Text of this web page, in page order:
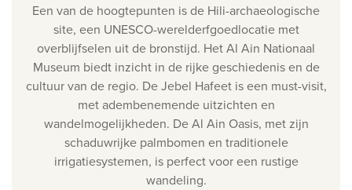
Een van de hoogtepunten is de Hili-archaeologische
site, een UNESCO-werelderfgoedlocatie met
overblijfselen uit de bronstijd. Het Al Ain Nationaal
Museum biedt inzicht in de rijke geschiedenis en de
cultuur van de regio. De Jebel Hafeet is een must-visit,
met adembenemende uitzichten en
wandelmogelijkheden. De Al Ain Oasis, met zijn
schaduwrijke palmbomen en traditionele
irrigatiesystemen, is perfect voor een rustige
wandeling.